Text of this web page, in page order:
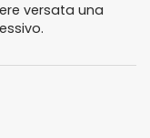
versata una